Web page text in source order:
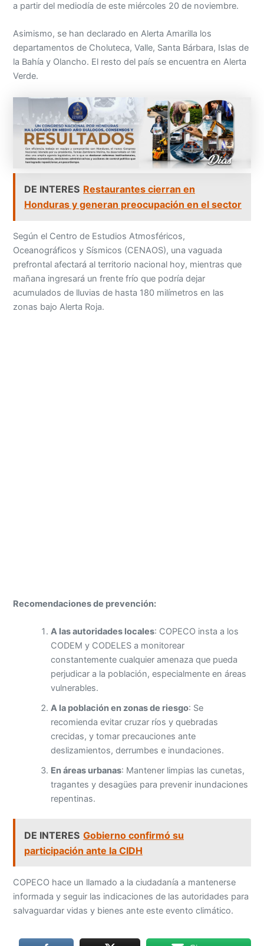
a partir del mediodía de este miércoles 20 de noviembre.
Asimismo, se han declarado en Alerta Amarilla los
departamentos de Choluteca, Valle, Santa Bárbara, Islas de
la Bahía y Olancho. El resto del país se encuentra en Alerta
Verde.
DE INTERES Restaurantes cierran en
Honduras y generan preocupación en el sector
Según el Centro de Estudios Atmosféricos,
Oceanográficos y Sísmicos (CENAOS), una vaguada
prefrontal afectará al territorio nacional hoy, mientras que
mañana ingresará un frente frío que podría dejar
acumulados de lluvias de hasta 180 milímetros en las
zonas bajo Alerta Roja.
Recomendaciones de prevención:
A las autoridades locales: COPECO insta a los
CODEM y CODELES a monitorear
constantemente cualquier amenaza que pueda
perjudicar a la población, especialmente en áreas
vulnerables.
A la población en zonas de riesgo: Se
recomienda evitar cruzar ríos y quebradas
crecidas, y tomar precauciones ante
deslizamientos, derrumbes e inundaciones.
En áreas urbanas: Mantener limpias las cunetas,
tragantes y desagües para prevenir inundaciones
repentinas.
DE INTERES Gobierno confirmó su
participación ante la CIDH
COPECO hace un llamado a la ciudadanía a mantenerse
informada y seguir las indicaciones de las autoridades para
salvaguardar vidas y bienes ante este evento climático.